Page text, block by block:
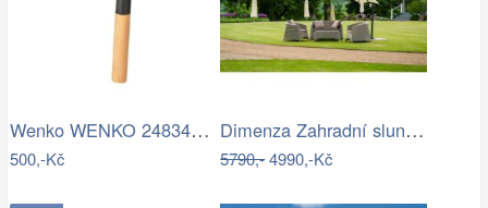
Wenko WENKO 24834100 - Stěrka BAMBUSa…
500,-Kč
Dimenza Zahradní slunečník ROMA výkyvný…
5790,-4990,-Kč